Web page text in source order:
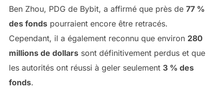
Ben Zhou, PDG de Bybit, a affirmé que près de 77 %
des fondspourraient encore être retracés.
Cependant, il a également reconnu que environ 280
millions de dollarssont définitivement perdus et que
les autorités ont réussi à geler seulement 3 % des
fonds.